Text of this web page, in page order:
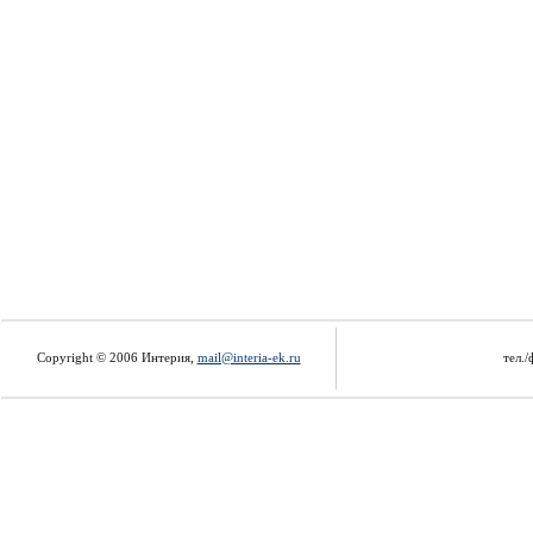
Copyright © 2006 Интерия, mail@interia-ek.ru